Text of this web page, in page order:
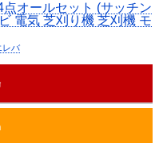
オールセット (サッチン
電気 芝刈り機 芝刈機 モ
レバ